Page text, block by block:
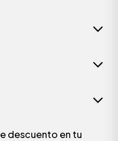
descuento en tu